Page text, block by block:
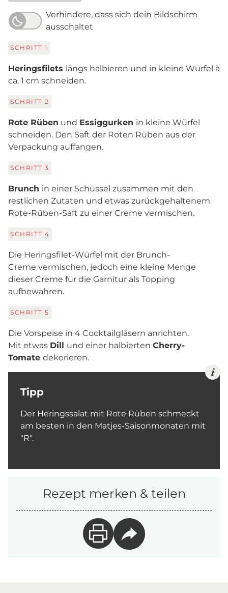
Verhindere, dass sich dein Bildschirm
ausschaltet
SCHRITT 1
Heringsfilets längs halbieren und in kleine Würfel à
ca. 1 cm schneiden.
SCHRITT 2
Rote Rüben und Essiggurken in kleine Würfel
schneiden. Den Saft der Roten Rüben aus der
Verpackung auffangen.
SCHRITT 3
Brunch in einer Schüssel zusammen mit den
restlichen Zutaten und etwas zurückgehaltenem
Rote-Rüben-Saft zu einer Creme vermischen.
SCHRITT 4
Die Heringsfilet-Würfel mit der Brunch-
Creme vermischen, jedoch eine kleine Menge
dieser Creme für die Garnitur als Topping
aufbewahren.
SCHRITT 5
Die Vorspeise in 4 Cocktailgläsern anrichten.
Mit etwas Dill und einer halbierten Cherry-
Tomate dekorieren.
Tipp
Der Heringssalat mit Rote Rüben schmeckt
am besten in den Matjes-Saisonmonaten mit
"R".
Rezept merken & teilen